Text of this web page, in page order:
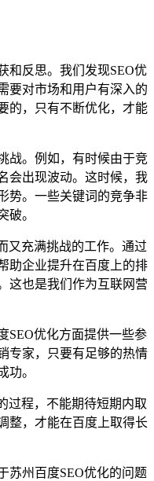
和反思。我们发现SEO优
要对市场和用户有深入的
的，只有不断优化，才能
战。例如，有时候由于竞
会出现波动。这时候，我
势。一些关键词的竞争非
破。
又充满挑战的工作。通过
助企业提升在百度上的排
这也是我们作为互联网营
SEO优化方面提供一些参
专家，只要有足够的热情
功。
过程，不能期待短期内取
整，才能在百度上取得长
苏州百度SEO优化的问题